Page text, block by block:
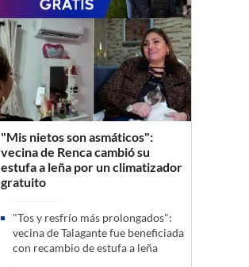
"Mis nietos son asmáticos":
vecina de Renca cambió su
estufa a leña por un climatizador
gratuito
"Tos y resfrío más prolongados":
vecina de Talagante fue beneficiada
con recambio de estufa a leña